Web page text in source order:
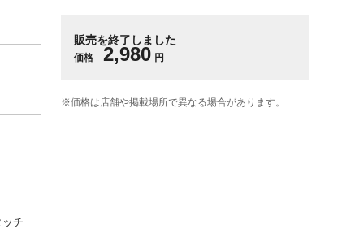
販売を終了しました
価格 2,980 円
※価格は​店舗や​掲載場所で​異なる​場合が​あります。
チ